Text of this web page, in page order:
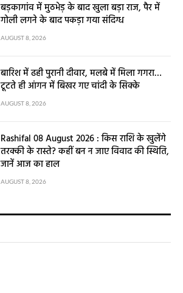
बड़कागांव में मुठभेड़ के बाद खुला बड़ा राज, पैर में
गोली लगने के बाद पकड़ा गया संदिग्ध
AUGUST 8, 2026
बारिश में ढही पुरानी दीवार, मलबे में मिला गगरा…
टूटते ही आंगन में बिखर गए चांदी के सिक्के
AUGUST 8, 2026
Rashifal 08 August 2026 : किस राशि के खुलेंगे
तरक्की के रास्ते? कहीं बन न जाए विवाद की स्थिति,
जानें आज का हाल
AUGUST 8, 2026